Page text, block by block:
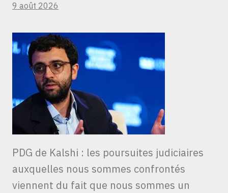
9 août 2026
PDG de Kalshi : les poursuites judiciaires
auxquelles nous sommes confrontés
viennent du fait que nous sommes un